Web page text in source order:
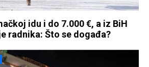
idu i do 7.000 €, a iz BiH
radnika: Što se događa?